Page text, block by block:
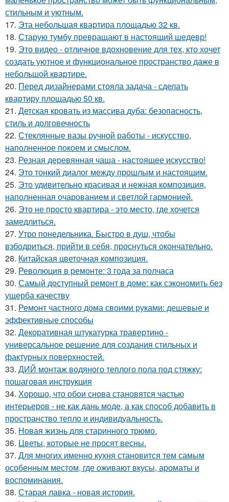
стильным и уютным.
17. Эта небольшая квартира площадью 32 кв.
18. Старую тумбу превращают в настоящий шедевр!
19. Это видео - отличное вдохновение для тех, кто хочет
создать уютное и функциональное пространство даже в
небольшой квартире.
20. Перед дизайнерами стояла задача - сделать
квартиру площадью 50 кв.
21. Детская кровать из массива дуба: безопасность,
стиль и долговечность
22. Стеклянные вазы ручной работы - искусство,
наполненное покоем и смыслом.
23. Резная деревянная чаша - настоящее искусство!
24. Это тонкий диалог между прошлым и настоящим.
25. Это удивительно красивая и нежная композиция,
наполненная очарованием и светлой гармонией.
26. Это не просто квартира - это место, где хочется
замедлиться.
27. Утро понедельника. Быстро в душ, чтобы
взбодриться, прийти в себя, проснуться окончательно.
28. Китайская цветочная композиция.
29. Революция в ремонте: 3 года за полчаса
30. Самый доступный ремонт в доме: как сэкономить без
ущерба качеству
31. Ремонт частного дома своими руками: дешевые и
эффективные способы
32. Декоративная штукатурка травертино -
универсальное решение для создания стильных и
фактурных поверхностей.
33. ДИЙ монтаж водяного теплого пола под стяжку:
пошаговая инструкция
34. Хорошо, что обои снова становятся частью
интерьеров - не как дань моде, а как способ добавить в
пространство тепло и индивидуальность.
35. Новая жизнь для старинного трюмо.
36. Цветы, которые не просят весны.
37. Для многих именно кухня становится тем самым
особенным местом, где оживают вкусы, ароматы и
воспоминания.
38. Старая лавка - новая история.